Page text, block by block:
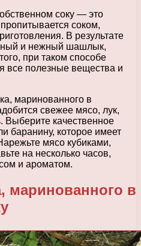
соку — это
соком,
В результате
и нежный шашлык,
при таком способе
все полезные вещества и
маринованного в
свежее мясо, лук,
Выберите качественное
баранину, которое имеет
мясо кубиками,
на несколько часов,
и ароматом.
маринованного в